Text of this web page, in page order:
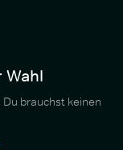
Wahl
brauchst keinen